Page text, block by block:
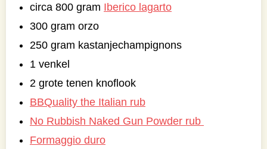
circa 800 gram Iberico lagarto
300 gram orzo
250 gram kastanjechampignons
1 venkel
2 grote tenen knoflook
BBQuality the Italian rub
No Rubbish Naked Gun Powder rub
Formaggio duro